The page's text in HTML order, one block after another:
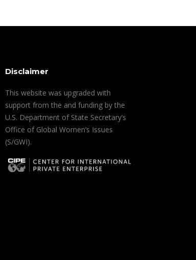
Disclaimer
This website was upgraded with
support from the and funding by the
U.S. Department of State Secretary’s
Office of Global Women’s Issues
(S/GWI).